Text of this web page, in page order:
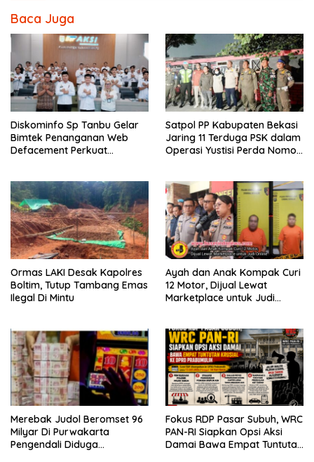
Baca Juga
Diskominfo Sp Tanbu Gelar
Bimtek Penanganan Web
Defacement Perkuat
Satpol PP Kabupaten Bekasi
Jaring 11 Terduga PSK dalam
Operasi Yustisi Perda Nomor
Ormas LAKI Desak Kapolres
Boltim, Tutup Tambang Emas
Ilegal Di Mintu
Ayah dan Anak Kompak Curi
12 Motor, Dijual Lewat
Marketplace untuk Judi
Merebak Judol Beromset 96
Milyar Di Purwakarta
Pengendali Diduga
Fokus RDP Pasar Subuh, WRC
PAN-RI Siapkan Opsi Aksi
Damai Bawa Empat Tuntutan